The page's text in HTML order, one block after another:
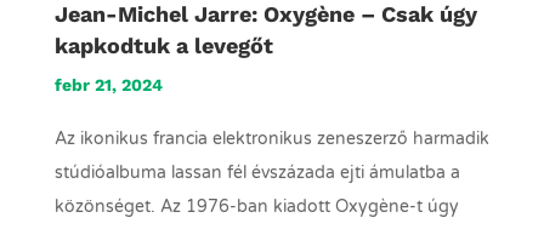
Jean-Michel Jarre: Oxygène – Csak úgy
kapkodtuk a levegőt
febr 21, 2024
Az ikonikus francia elektronikus zeneszerző harmadik
stúdióalbuma lassan fél évszázada ejti ámulatba a
közönséget. Az 1976-ban kiadott Oxygène-t úgy